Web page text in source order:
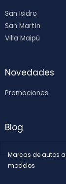
San Isidro
San Martín
Villa Maipú
Novedades
Promociones
Blog
Marcas de autos
modelos